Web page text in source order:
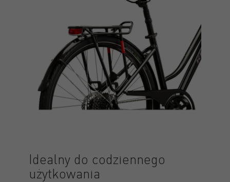
Idealny do codziennego
użytkowania